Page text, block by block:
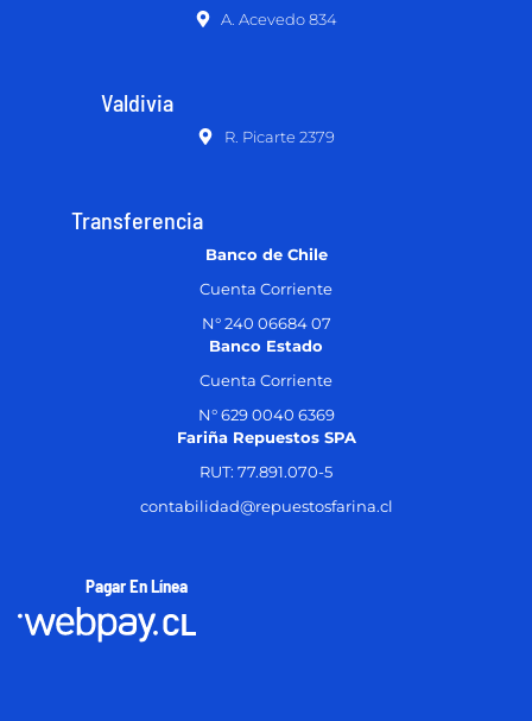
A. Acevedo 834
Valdivia
R. Picarte 2379
Transferencia
Banco de Chile
Cuenta Corriente
N° 240 06684 07
Banco Estado
Cuenta Corriente
N° 629 0040 6369
Fariña Repuestos SPA
RUT: 77.891.070-5
contabilidad@repuestosfarina.cl
Pagar En Línea